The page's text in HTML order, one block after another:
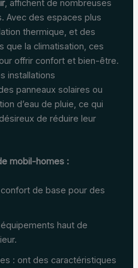
, affichent de nombreuses
Avec des espaces plus
thermique, et des
que la climatisation, ces
offrir confort et bien-être.
installations
panneaux solaires ou
d’eau de pluie, ce qui
de réduire leur
mobil-homes :
de base pour des
haut de
: ont des caractéristiques